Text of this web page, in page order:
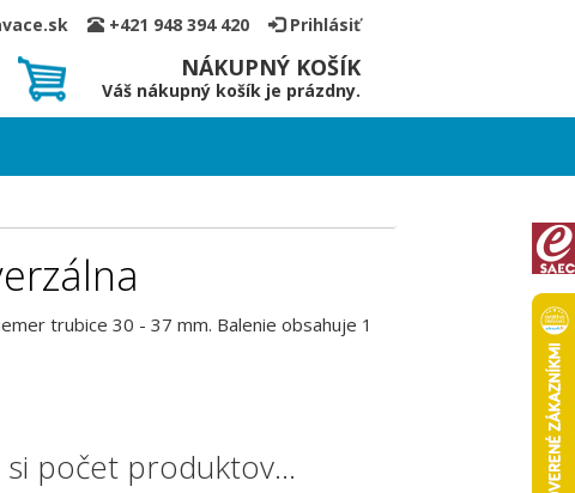
Prihlásiť
+421 948 394 420
NÁKUPNÝ KOŠÍK
Váš nákupný košík je prázdny.
trubice 30 - 37 mm. Balenie obsahuje 1
počet produktov…